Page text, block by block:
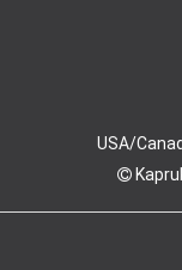
USA/